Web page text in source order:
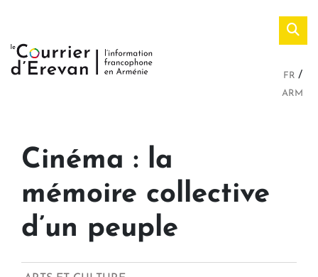
FR
ARM
Cinéma : la
mémoire collective
d’un peuple